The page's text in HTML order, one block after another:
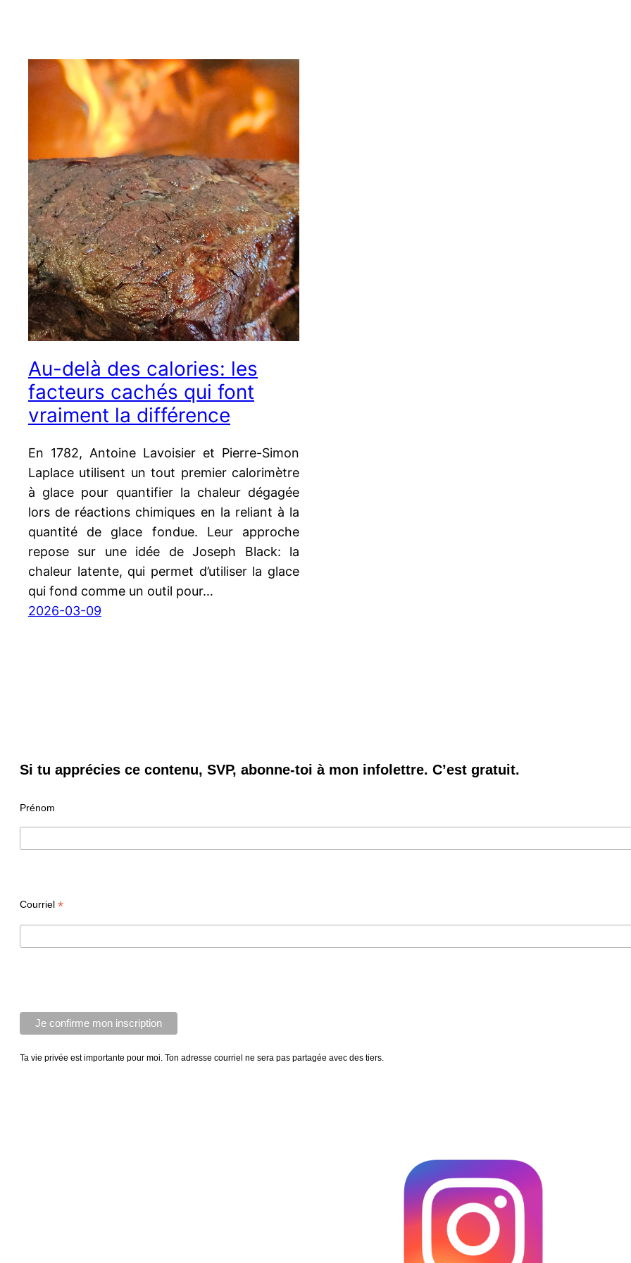
Au-delà des calories: les
facteurs cachés qui font
vraiment la différence
En 1782, Antoine Lavoisier et Pierre-Simon
Laplace utilisent un tout premier calorimètre
à glace pour quantifier la chaleur dégagée
lors de réactions chimiques en la reliant à la
quantité de glace fondue. Leur approche
repose sur une idée de Joseph Black: la
chaleur latente, qui permet d’utiliser la glace
qui fond comme un outil pour…
2026-03-09
Si tu apprécies ce contenu, SVP, abonne-toi à mon infolettre. C’est gratuit.
Prénom
Courriel *
Ta vie privée est importante pour moi. Ton adresse courriel ne sera pas partagée avec des tiers.